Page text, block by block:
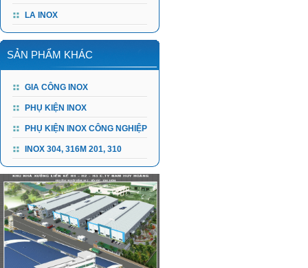
LA INOX
SẢN PHẨM KHÁC
GIA CÔNG INOX
PHỤ KIỆN INOX
PHỤ KIỆN INOX CÔNG NGHIỆP
INOX 304, 316M 201, 310